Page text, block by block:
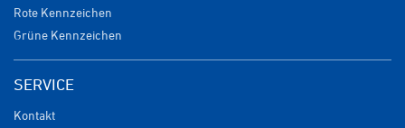
Rote Kennzeichen
Grüne Kennzeichen
SERVICE
Kontakt